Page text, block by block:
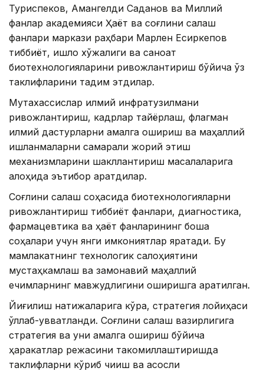
Туриспеков, Амангелди Саданов ва Миллий
фанлар академияси Ҳаёт ва соғлиқни сақлаш
фанлари маркази раҳбари Марлен Есиркепов
тиббиёт, қишлоқ хўжалиги ва саноат
биотехнологияларини ривожлантириш бўйича ўз
таклифларини тақдим этдилар.
Мутахассислар илмий инфратузилмани
ривожлантириш, кадрлар тайёрлаш, флагман
илмий дастурларни амалга ошириш ва маҳаллий
ишланмаларни самарали жорий этиш
механизмларини шакллантириш масалаларига
алоҳида эътибор қаратдилар.
Соғлиқни сақлаш соҳасида биотехнологияларни
ривожлантириш тиббиёт фанлари, диагностика,
фармацевтика ва ҳаёт фанларининг бошқа
соҳалари учун янги имкониятлар яратади. Бу
мамлакатнинг технологик салоҳиятини
мустаҳкамлаш ва замонавий маҳаллий
ечимларнинг мавжудлигини оширишга қаратилган.
Йиғилиш натижаларига кўра, стратегия лойиҳаси
қўллаб-қувватланди. Соғлиқни сақлаш вазирлигига
стратегия ва уни амалга ошириш бўйича
ҳаракатлар режасини такомиллаштиришда
таклифларни кўриб чиқиш ва асосли